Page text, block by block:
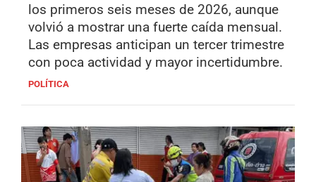
los primeros seis meses de 2026, aunque
volvió a mostrar una fuerte caída mensual.
Las empresas anticipan un tercer trimestre
con poca actividad y mayor incertidumbre.
POLÍTICA